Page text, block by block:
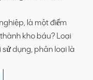
là một điểm
kho báu? Loại
dụng, phân loại là